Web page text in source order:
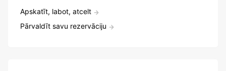
Apskatīt, labot, atcelt
Pārvaldīt savu rezervāciju